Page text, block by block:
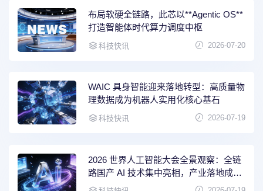
布局软硬全链路，此芯以**Agentic OS**
打造智能体时代算力调度中枢
科技快讯 2026-07-20
WAIC 具身智能迎来落地转型：高质量物
理数据成为机器人实用化核心基石
科技快讯 2026-07-19
2026 世界人工智能大会全景观察：全链
路国产 AI 技术集中亮相，产业落地成为
行业核心主线